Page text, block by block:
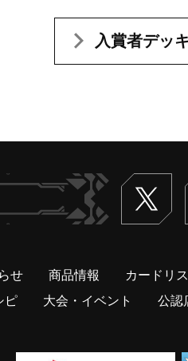
入賞者デッ
せ 商品情報 カードリ
ピ
大会・イベント 公認